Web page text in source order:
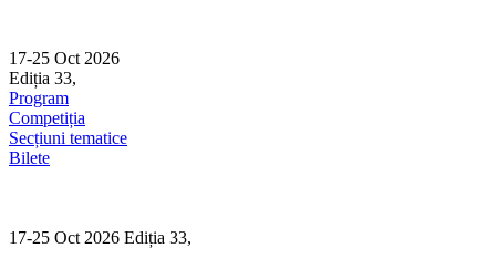
content
17-25 Oct 2026
Ediția 33,
Program
Competiția
Secțiuni tematice
Bilete
17-25 Oct 2026 Ediția 33,